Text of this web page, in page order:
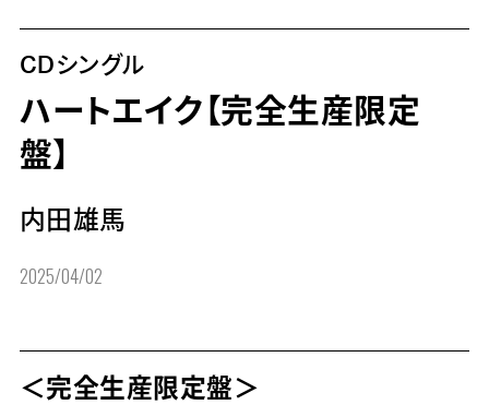
CDシングル
ハートエイク【完全生産限定
盤】
内田雄馬
2025/04/02
＜完全生産限定盤＞